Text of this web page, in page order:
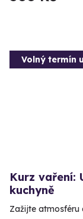
Volný termín
Kurz vaření:
kuchyně
Zažijte atmosféru